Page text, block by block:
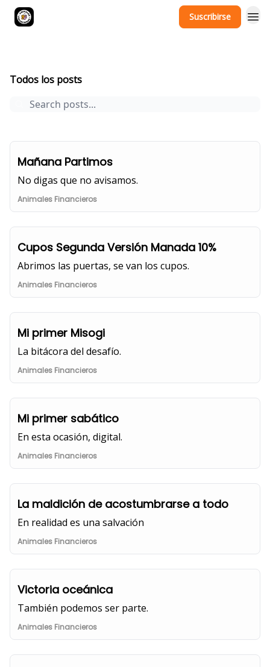
Suscribirse
Todos los posts
Mañana Partimos
No digas que no avisamos.
Animales Financieros
Cupos Segunda Versión Manada 10%
Abrimos las puertas, se van los cupos.
Animales Financieros
Mi primer Misogi
La bitácora del desafío.
Animales Financieros
Mi primer sabático
En esta ocasión, digital.
Animales Financieros
La maldición de acostumbrarse a todo
En realidad es una salvación
Animales Financieros
Victoria oceánica
También podemos ser parte.
Animales Financieros